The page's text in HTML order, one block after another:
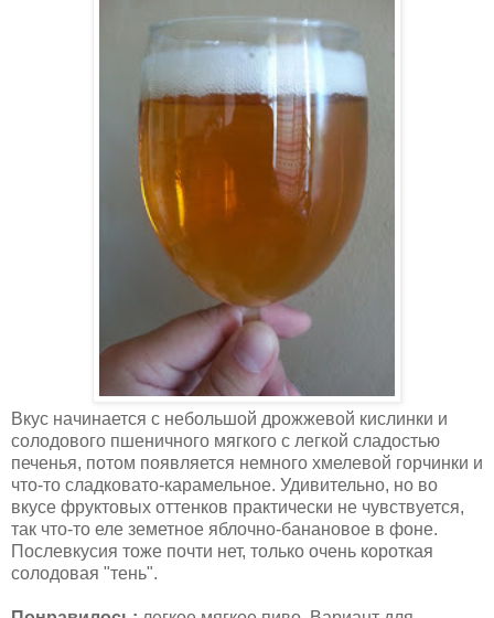
Вкус начинается с небольшой дрожжевой кислинки и
солодового пшеничного мягкого с легкой сладостью
печенья, потом появляется немного хмелевой горчинки и
что-то сладковато-карамельное. Удивительно, но во
вкусе фруктовых оттенков практически не чувствуется,
так что-то еле земетное яблочно-банановое в фоне.
Послевкусия тоже почти нет, только очень короткая
солодовая "тень".